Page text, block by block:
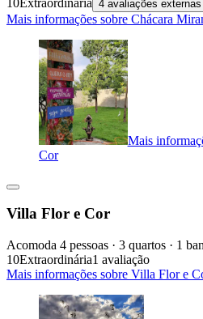
4 avaliações externas
Mais informações sobre Chácara
Mais
Cor
Villa Flor e Cor
Acomoda 4 pessoas · 3 quartos · 1
10Extraordinária1 avaliação
Mais informações sobre Villa Flor e